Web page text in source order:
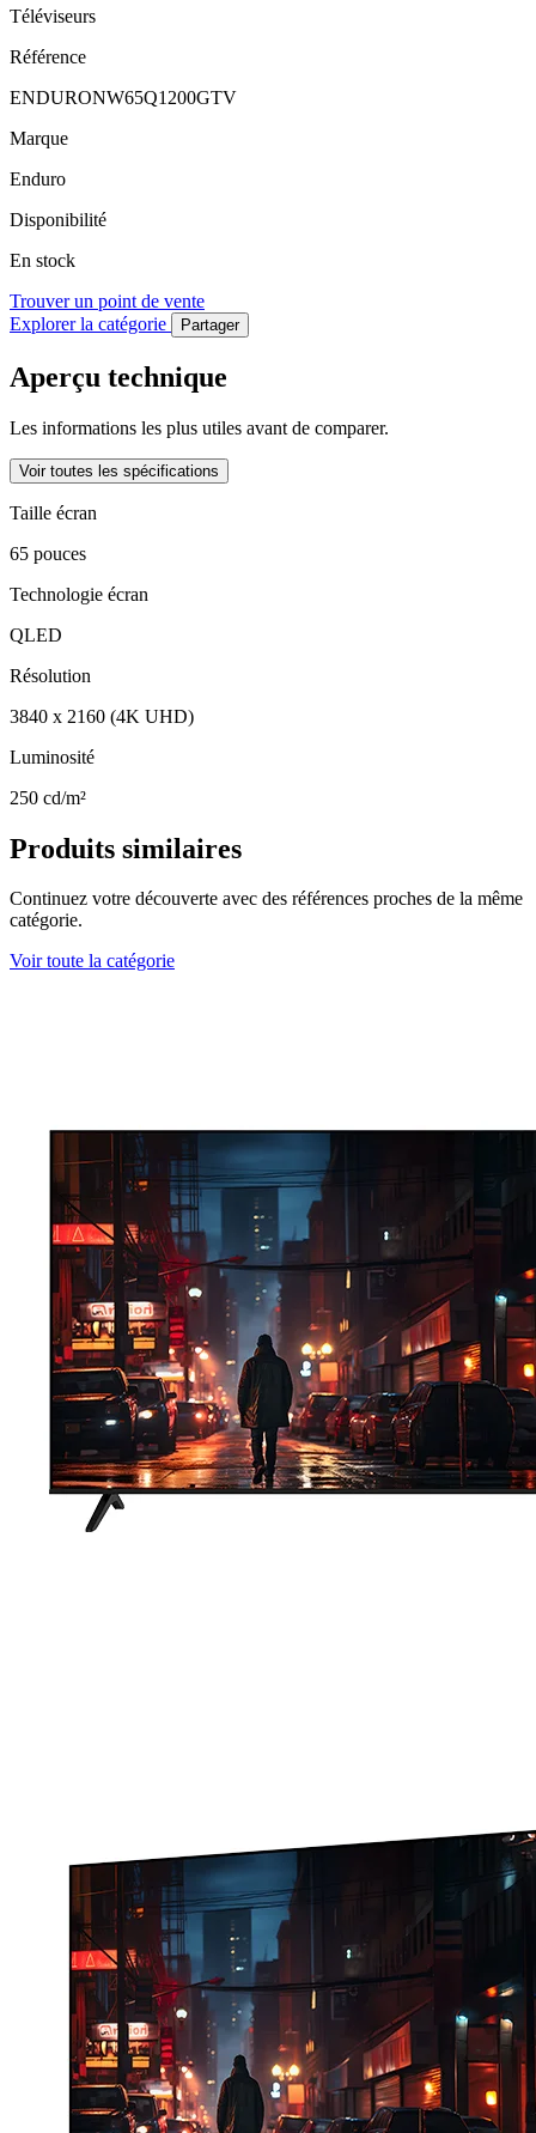
Téléviseurs
Référence
ENDURONW65Q1200GTV
Marque
Enduro
Disponibilité
En stock
Trouver un point de vente
Explorer la catégorie
Partager
Aperçu technique
Les informations les plus utiles avant de comparer.
Voir toutes les spécifications
Taille écran
65 pouces
Technologie écran
QLED
Résolution
3840 x 2160 (4K UHD)
Luminosité
250 cd/m²
Produits similaires
Continuez votre découverte avec des références proches de la même
catégorie.
Voir toute la catégorie